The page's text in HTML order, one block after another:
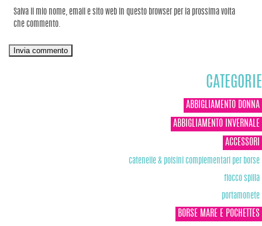
Salva il mio nome, email e sito web in questo browser per la prossima volta
che commento.
CATEGORIE
ABBIGLIAMENTO DONNA
ABBIGLIAMENTO INVERNALE
ACCESSORI
catenelle & polsini complementari per borse
fiocco spilla
portamonete
BORSE MARE E POCHETTES